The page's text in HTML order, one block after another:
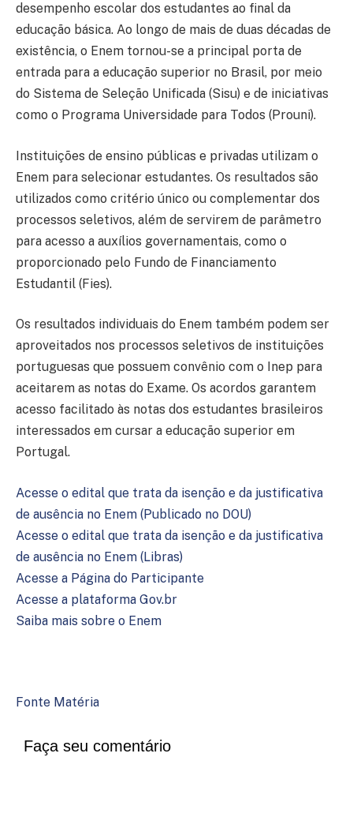
desempenho escolar dos estudantes ao final da
educação básica. Ao longo de mais de duas décadas de
existência, o Enem tornou-se a principal porta de
entrada para a educação superior no Brasil, por meio
do Sistema de Seleção Unificada (Sisu) e de iniciativas
como o Programa Universidade para Todos (Prouni).
Instituições de ensino públicas e privadas utilizam o
Enem para selecionar estudantes. Os resultados são
utilizados como critério único ou complementar dos
processos seletivos, além de servirem de parâmetro
para acesso a auxílios governamentais, como o
proporcionado pelo Fundo de Financiamento
Estudantil (Fies).
Os resultados individuais do Enem também podem ser
aproveitados nos processos seletivos de instituições
portuguesas que possuem convênio com o Inep para
aceitarem as notas do Exame. Os acordos garantem
acesso facilitado às notas dos estudantes brasileiros
interessados em cursar a educação superior em
Portugal.
Acesse o edital que trata da isenção e da justificativa
de ausência no Enem (Publicado no DOU)
Acesse o edital que trata da isenção e da justificativa
de ausência no Enem (Libras)
Acesse a Página do Participante
Acesse a plataforma Gov.br
Saiba mais sobre o Enem
Fonte Matéria
Faça seu comentário